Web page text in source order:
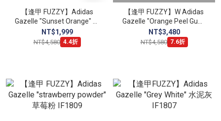
【逢甲 FUZZY】Adidas
Gazelle "Sunset Orange" 日
落橙橘 JI2586
NT$1,999
NT$4,580 4.4折
【逢甲 FUZZY】W Adidas
Gazelle "Orange Peel Gum"
黃白 鵝黃 HQ8716
NT$3,480
NT$4,580 7.6折